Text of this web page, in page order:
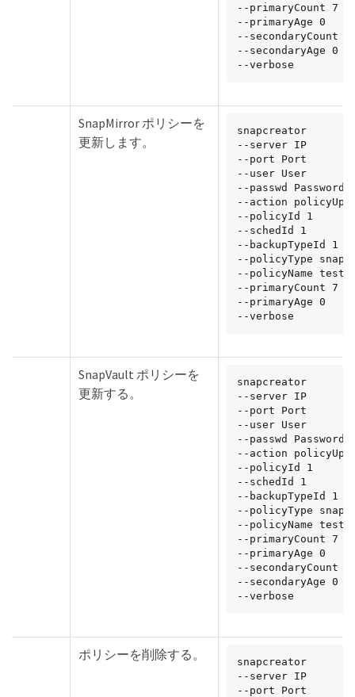
--primaryCount 7
--primaryAge 0
--secondaryCount
--secondaryAge 0
--verbose
SnapMirror ポリシーを
更新します。
snapcreator
--server IP
--port Port
--user User
--passwd Password
--action
--policyId 1
--schedId 1
--backupTypeId 1
--policyType
--policyName
--primaryCount 7
--primaryAge 0
--verbose
SnapVault ポリシーを
更新する。
snapcreator
--server IP
--port Port
--user User
--passwd Password
--action
--policyId 1
--schedId 1
--backupTypeId 1
--policyType
--policyName
--primaryCount 7
--primaryAge 0
--secondaryCount
--secondaryAge 0
--verbose
ポリシーを削除する。
snapcreator
--server IP
--port Port